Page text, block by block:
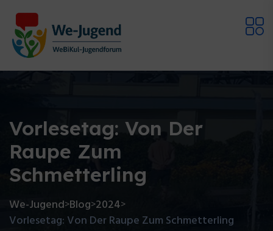
Vorlesetag: Von Der
Raupe Zum
Schmetterling
We-Jugend>Blog>2024>
Vorlesetag: Von Der Raupe Zum Schmetterling